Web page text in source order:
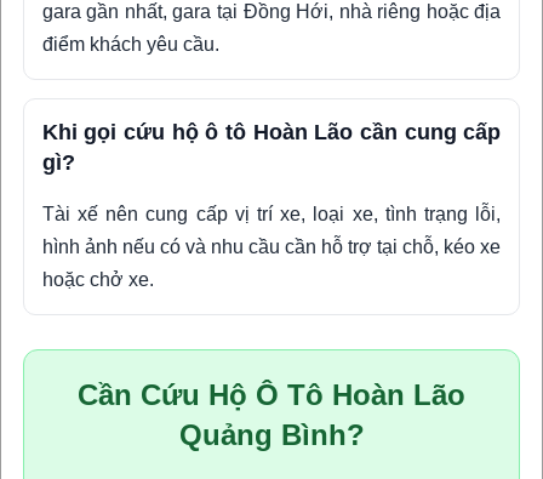
gara gần nhất, gara tại Đồng Hới, nhà riêng hoặc địa
điểm khách yêu cầu.
Khi gọi cứu hộ ô tô Hoàn Lão cần cung cấp
gì?
Tài xế nên cung cấp vị trí xe, loại xe, tình trạng lỗi,
hình ảnh nếu có và nhu cầu cần hỗ trợ tại chỗ, kéo xe
hoặc chở xe.
Cần Cứu Hộ Ô Tô Hoàn Lão
Quảng Bình?